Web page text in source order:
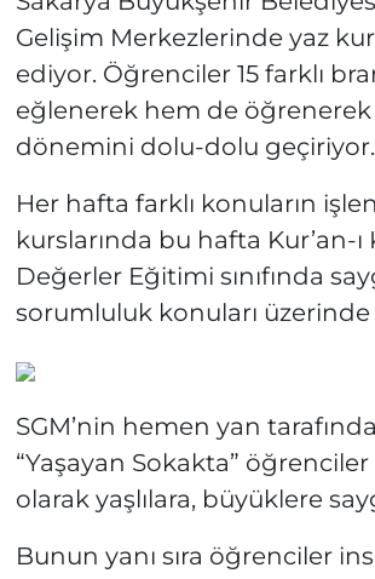
Gelişim Merkezlerinde yaz
ediyor. Öğrenciler 15 farklı
eğlenerek hem de öğrenerek
dönemini dolu-dolu geçiriyor.
Her hafta farklı konuların
kurslarında bu hafta Kur’an-ı
Değerler Eğitimi sınıfında
sorumluluk konuları
SGM’nin hemen yan
“Yaşayan Sokakta”
olarak yaşlılara, büyüklere
Bunun yanı sıra öğrenciler